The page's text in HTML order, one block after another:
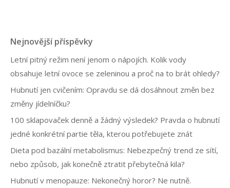
k
y
Nejnovější příspěvky
Letní pitný režim není jenom o nápojích. Kolik vody
obsahuje letní ovoce se zeleninou a proč na to brát ohledy?
Hubnutí jen cvičením: Opravdu se dá dosáhnout změn bez
změny jídelníčku?
100 sklapovaček denně a žádný výsledek? Pravda o hubnutí
jedné konkrétní partie těla, kterou potřebujete znát
Dieta pod bazální metabolismus: Nebezpečný trend ze sítí,
nebo způsob, jak konečně ztratit přebytečná kila?
Hubnutí v menopauze: Nekonečný horor? Ne nutně.